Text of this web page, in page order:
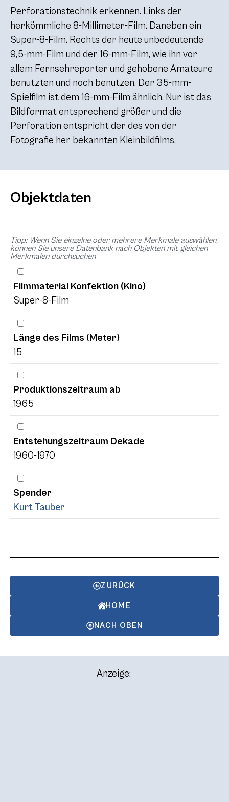
Perforationstechnik erkennen. Links der
herkömmliche 8-Millimeter-Film. Daneben ein
Super-8-Film. Rechts der heute unbedeutende
9,5-mm-Film und der 16-mm-Film, wie ihn vor
allem Fernsehreporter und gehobene Amateure
benutzten und noch benutzen. Der 35-mm-
Spielfilm ist dem 16-mm-Film ähnlich. Nur ist das
Bildformat entsprechend größer und die
Perforation entspricht der des von der
Fotografie her bekannten Kleinbildfilms.
Objektdaten
Tipp: Wenn Sie einzelne oder mehrere Merkmale auswählen,
können Sie unsere Datenbank nach Objekten mit gleichen
Merkmalen durchsuchen
Filmmaterial Konfektion (Kino)
Super-8-Film
Länge des Films (Meter)
15
Produktionszeitraum ab
1965
Entstehungszeitraum Dekade
1960-1970
Spender
Kurt Tauber
ZURÜCK
HOME
NACH OBEN
Anzeige: